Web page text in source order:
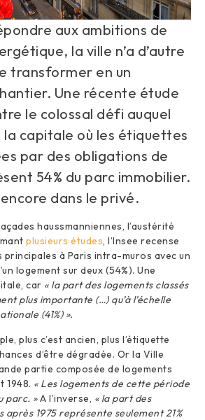
aux ambitions de
la ville n’a d’autre
transformer en un
Une récente étude
le colossal défi auquel
capitale où les étiquettes
par des obligations de
54% du parc immobilier.
dans le privé.
haussmanniennes, l’austérité
plusieurs études, l’Insee recense
à Paris intra-muros avec un
logement sur deux (54%). Une
car « la part des logements classés
plus importante (…) qu’à l’échelle
(41%) ».
plus c’est ancien, plus l’étiquette
d’être dégradée. Or la Ville
partie composée de logements
1948. « Les logements de cette période
parc. »A l’inverse, « la part des
1975 représente seulement 21%